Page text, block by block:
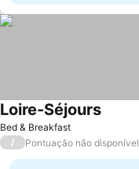
Bed & Breakfast
Loire-SéjoursVer
/ Pontuação não disponível